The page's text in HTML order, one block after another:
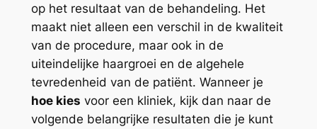
op het resultaat van de behandeling. Het
maakt niet alleen een verschil in de kwaliteit
van de procedure, maar ook in de
uiteindelijke haargroei en de algehele
tevredenheid van de patiënt. Wanneer je
hoe kies voor een kliniek, kijk dan naar de
volgende belangrijke resultaten die je kunt